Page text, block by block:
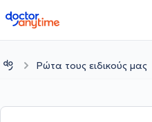
doctoranytime
Ρώτα τους ειδικούς μας